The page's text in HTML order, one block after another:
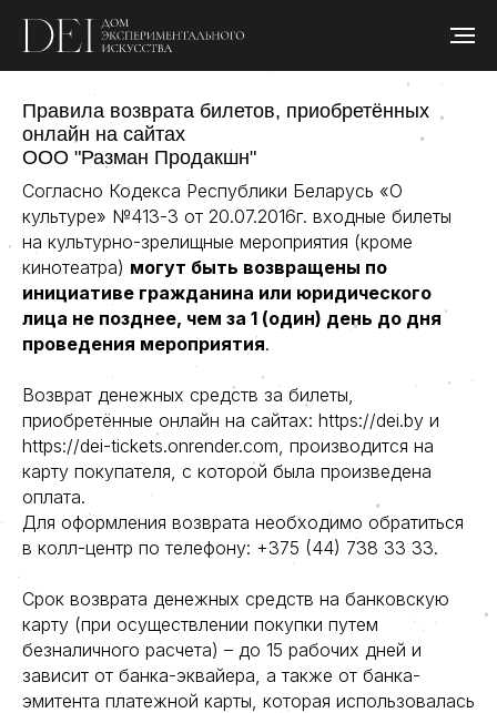
Правила возврата билетов, приобретённых
онлайн на сайтах
ООО "Разман Продакшн"
Согласно Кодекса Республики Беларусь «О
культуре» №413-З от 20.07.2016г. входные билеты
на культурно-зрелищные мероприятия (кроме
кинотеатра) могут быть возвращены по
инициативе гражданина или юридического
лица не позднее, чем за 1 (один) день до дня
проведения мероприятия.
Возврат денежных средств за билеты,
приобретённые онлайн на сайтах: https://dei.by и
https://dei-tickets.onrender.com, производится на
карту покупателя, с которой была произведена
оплата.
Для оформления возврата необходимо обратиться
в колл-центр по телефону: +375 (44) 738 33 33.
Срок возврата денежных средств на банковскую
карту (при осуществлении покупки путем
безналичного расчета) – до 15 рабочих дней и
зависит от банка-эквайера, а также от банка-
эмитента платежной карты, которая использовалась